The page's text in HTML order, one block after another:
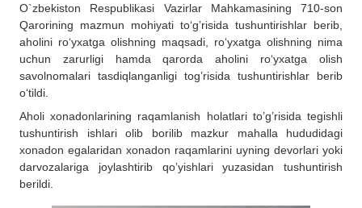
O`zbekiston Respublikasi Vazirlar Mahkamasining 710-son
Qarorining mazmun mohiyati to‘g’risida tushuntirishlar berib,
aholini ro‘yxatga olishning maqsadi, ro‘yxatga olishning nima
uchun zarurligi hamda qarorda aholini ro‘yxatga olish
savolnomalari tasdiqlanganligi tog’risida tushuntirishlar berib
o‘tildi.
Aholi xonadonlarining raqamlanish holatlari to’g’risida tegishli
tushuntirish ishlari olib borilib mazkur mahalla hududidagi
xonadon egalaridan xonadon raqamlarini uyning devorlari yoki
darvozalariga joylashtirib qo’yishlari yuzasidan tushuntirish
berildi.